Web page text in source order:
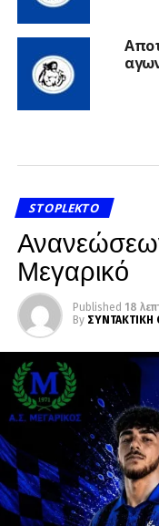
STOPLEKTO
Μεγαρικό
Published 18
By ΣΥΝΤΑΚΤΙΚΗ